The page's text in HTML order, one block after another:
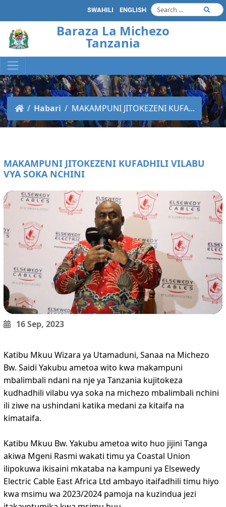
ENGLISH
SWAHILI
Baraza La Michezo
Tanzania
Habari MAKAMPUNI JITOKEZENI KUFA...
MAKAMPUNI JITOKEZENI KUFADHILI VILABU
VYA SOKA NCHINI
16 Sep, 2023
Katibu Mkuu Wizara ya Utamaduni, Sanaa na Michezo
Bw. Saidi Yakubu ametoa wito kwa makampuni
mbalimbali ndani na nje ya Tanzania kujitokeza
kudhadhili vilabu vya soka na michezo mbalimbali nchini
ili ziwe na ushindani katika medani za kitaifa na
kimataifa.
Katibu Mkuu Bw. Yakubu ametoa wito huo jijini Tanga
akiwa Mgeni Rasmi wakati timu ya Coastal Union
ilipokuwa ikisaini mkataba na kampuni ya Elsewedy
Electric Cable East Africa Ltd ambayo itaifadhili timu hiyo
kwa msimu wa 2023/2024 pamoja na kuzindua jezi